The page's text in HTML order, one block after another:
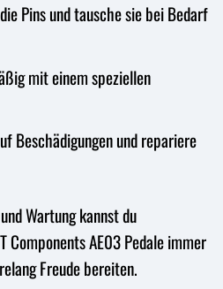
Pins und tausche sie bei Bedarf
mit einem speziellen
Beschädigungen und repariere
Wartung kannst du
Components AE03 Pedale immer
Freude bereiten.